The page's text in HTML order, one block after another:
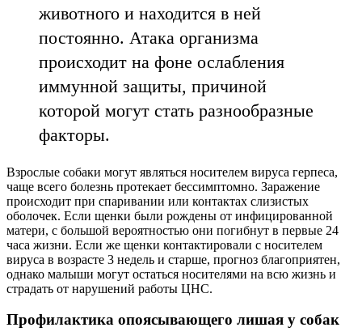
животного и находится в ней
постоянно. Атака организма
происходит на фоне ослабления
иммунной защиты, причиной
которой могут стать разнообразные
факторы.
Взрослые собаки могут являться носителем вируса герпеса,
чаще всего болезнь протекает бессимптомно. Заражение
происходит при спаривании или контактах слизистых
оболочек. Если щенки были рождены от инфицированной
матери, с большой вероятностью они погибнут в первые 24
часа жизни. Если же щенки контактировали с носителем
вируса в возрасте 3 недель и старше, прогноз благоприятен,
однако малыши могут остаться носителями на всю жизнь и
страдать от нарушений работы ЦНС.
Профилактика опоясывающего лишая у собак